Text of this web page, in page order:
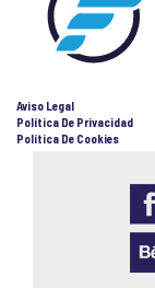
Aviso Legal
Política De Privacidad
Política De Cookies